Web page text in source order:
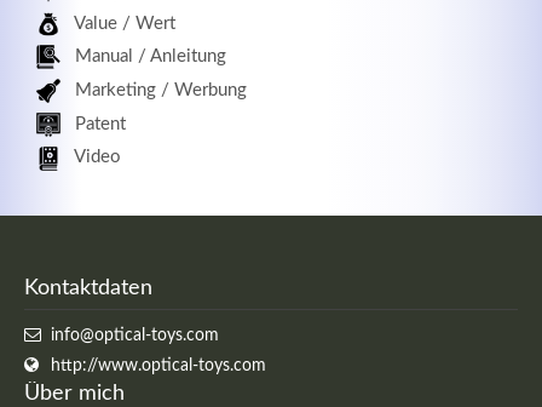
Value / Wert
Manual / Anleitung
Marketing / Werbung
Patent
Video
Kontaktdaten
info@optical-toys.com
http://www.optical-toys.com
Über mich